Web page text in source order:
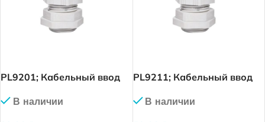
PL9201; Кабельный ввод
(RAL 7035) (PL9201)
В наличии
PL9211; Кабельный ввод
(RAL 7035)
В наличии